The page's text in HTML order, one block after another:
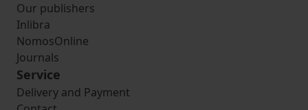
Our publishers
Inlibra
NomosOnline
Journals
Service
Delivery and Payment